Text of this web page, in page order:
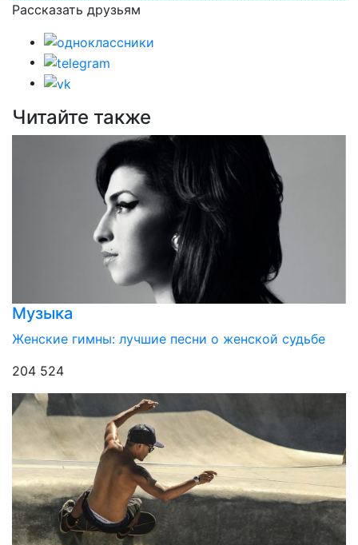
Рассказать друзьям
Читайте также
Музыка
Женские гимны: лучшие песни о женской судьбе
204 524